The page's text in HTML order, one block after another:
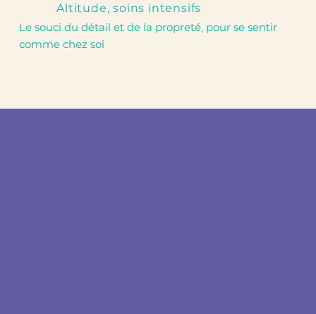
Altitude, soins intensifs
Le souci du détail et de la propreté, pour se sentir
comme chez soi